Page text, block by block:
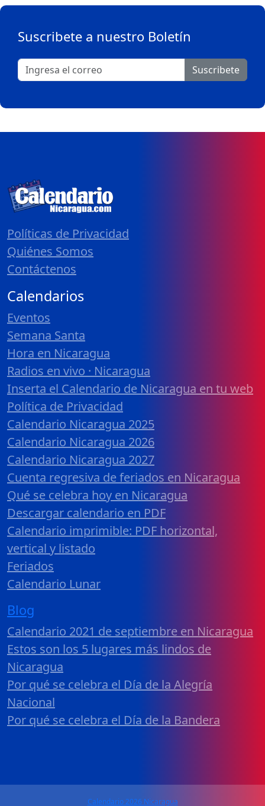
Suscribete a nuestro Boletín
Suscribete
Políticas de Privacidad
Quiénes Somos
Contáctenos
Calendarios
Eventos
Semana Santa
Hora en Nicaragua
Radios en vivo · Nicaragua
Inserta el Calendario de Nicaragua en tu web
Política de Privacidad
Calendario Nicaragua 2025
Calendario Nicaragua 2026
Calendario Nicaragua 2027
Cuenta regresiva de feriados en Nicaragua
Qué se celebra hoy en Nicaragua
Descargar calendario en PDF
Calendario imprimible: PDF horizontal,
vertical y listado
Feriados
Calendario Lunar
Blog
Calendario 2021 de septiembre en Nicaragua
Estos son los 5 lugares más lindos de
Nicaragua
Por qué se celebra el Día de la Alegría
Nacional
Por qué se celebra el Día de la Bandera
Calendario 2026 Nicaragua